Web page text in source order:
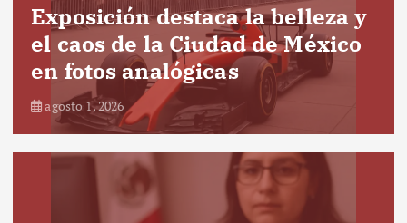
Exposición destaca la belleza y
el caos de la Ciudad de México
en fotos analógicas
agosto 1, 2026